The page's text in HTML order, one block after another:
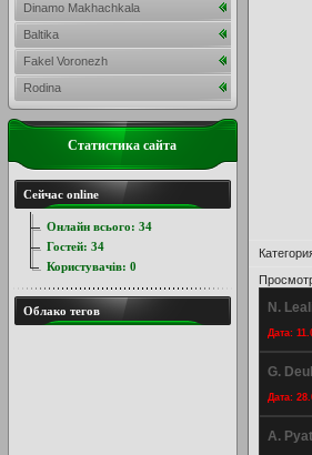
N.
Дата:
G.
Дата:
A.
Dinamo Makhachkala
Baltika
Fakel Voronezh
Rodina
Статистика сайта
Сейчас online
Онлайн всього: 34
Гостей: 34
Користувачів: 0
Облако тегов